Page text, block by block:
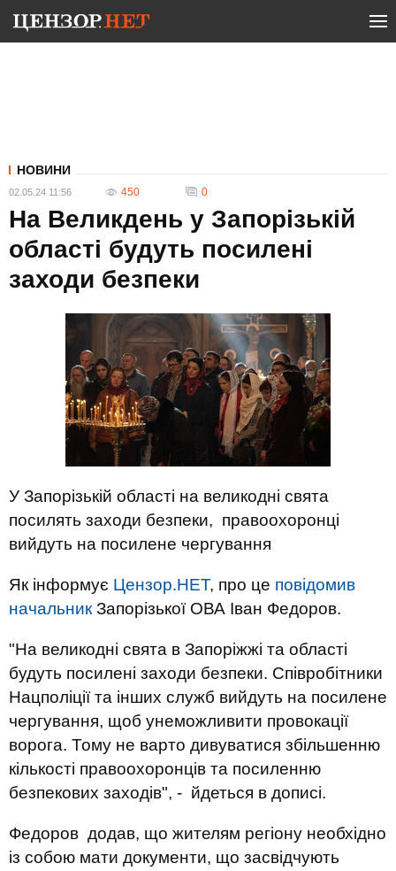
НОВИНИ
02.05.24 11:56 450 0
На Великдень у Запорізькій
області будуть посилені
заходи безпеки
У Запорізькій області на великодні свята
посилять заходи безпеки, правоохоронці
вийдуть на посилене чергування
Як інформує Цензор.НЕТ, про це повідомив
начальник Запорізької ОВА Іван Федоров.
"На великодні свята в Запоріжжі та області
будуть посилені заходи безпеки. Співробітники
Нацполіції та інших служб вийдуть на посилене
чергування, щоб унеможливити провокації
ворога. Тому не варто дивуватися збільшенню
кількості правоохоронців та посиленню
безпекових заходів", - йдеться в дописі.
Федоров додав, що жителям регіону необхідно
із собою мати документи, що засвідчують